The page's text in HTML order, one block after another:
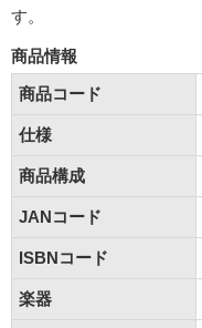
す。
商品情報
商品コード
仕様
商品構成
JANコード
ISBNコード
楽器